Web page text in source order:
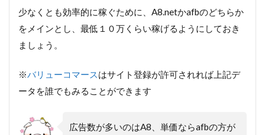
少なくとも効率的に稼ぐために、A8.netかafbのどちらか
をメインとし、最低１０万くらい稼げるようにしておき
ましょう。
※バリューコマース はサイト登録が許可されれば上記デ
ータを誰でもみることができます
広告数が多いのはA8、単価ならafbの方が